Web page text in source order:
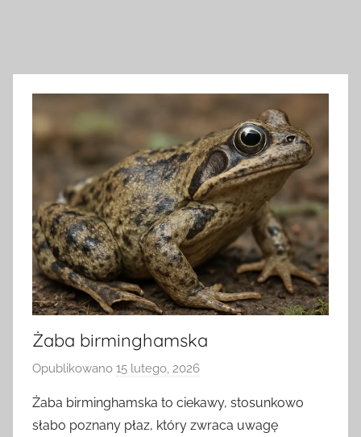
Żaba birminghamska
Opublikowano 15 lutego, 2026
z
e
Żaba birminghamska to ciekawy, stosunkowo
słabo poznany płaz, który zwraca uwagę